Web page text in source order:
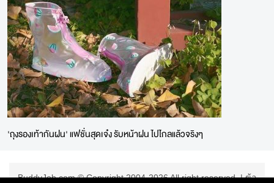
'ถุงรองเท้ากันฝน' แฟชั่นสุดเจ๋ง รับหน้าฝน ไปไกลแล้วจริงๆ
BuddyJob.com © Copyright 2004-2026 All right reserved. |ข้อ